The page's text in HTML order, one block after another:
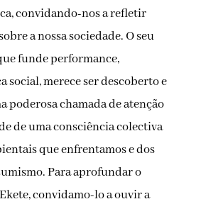
convidando-nos a refletir
a nossa sociedade. O seu
funde performance,
social, merece ser descoberto e
poderosa chamada de atenção
de uma consciência colectiva
que enfrentamos e dos
Para aprofundar o
convidamo-lo a ouvir a